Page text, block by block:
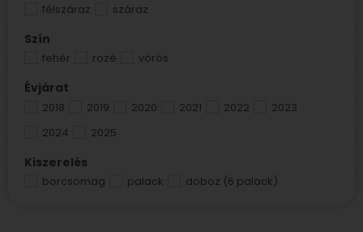
félszáraz száraz
Szín
fehér rozé vörös
Évjárat
2018 2019 2020 2021 2022
2023
2024
2025
Kiszerelés
borcsomag palack doboz (6 palack)